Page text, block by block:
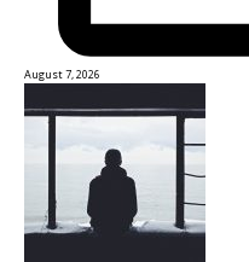
August 7, 2026